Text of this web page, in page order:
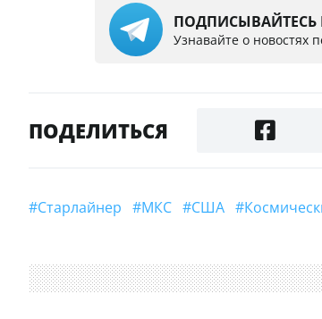
ПОДПИСЫВАЙТЕСЬ
Узнавайте о новостях
ПОДЕЛИТЬСЯ
#старлайнер #МКС #США